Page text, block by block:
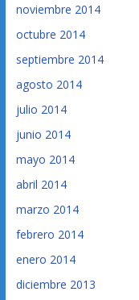
noviembre 2014
octubre 2014
septiembre 2014
agosto 2014
julio 2014
junio 2014
mayo 2014
abril 2014
marzo 2014
febrero 2014
enero 2014
diciembre 2013